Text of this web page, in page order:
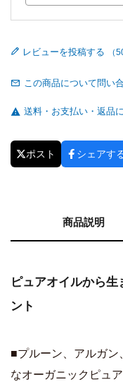
レビューを投稿する
この商品について問い
送料・お支払い・返品
ポスト シェアす
商品説明
ピュアオイルから
ント
■プルーン、アルガ
なオーガニックピュ